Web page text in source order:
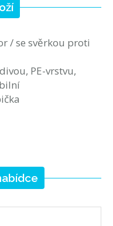
/ se svěrkou proti
PE-vrstvu,